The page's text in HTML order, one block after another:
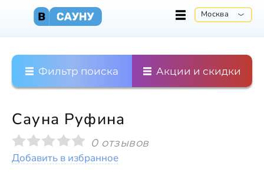
Москва
Фильтр поиска Акции и скидки
Сауна Руфина
0 отзывов
Добавить в избранное